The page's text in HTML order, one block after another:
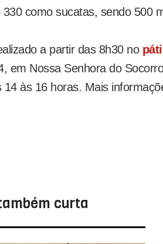
330 como sucatas, sendo 500
a partir das 8h30 no
em Nossa Senhora do
14 às 16 horas. Mais
curta